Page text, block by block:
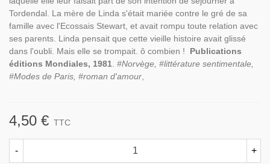
Tordendal. La mère de Linda s'était mariée contre le gré de sa
famille avec l'Ecossais Stewart, et avait rompu toute relation avec
ses parents. Linda pensait que cette vieille histoire avait glissé
dans l'oubli. Mais elle se trompait. ô combien ! Publications
éditions Mondiales, 1981 #Norvège, #littérature sentimentale,
#Modes de Paris, #roman d'amour
4,50 € TTC
- +